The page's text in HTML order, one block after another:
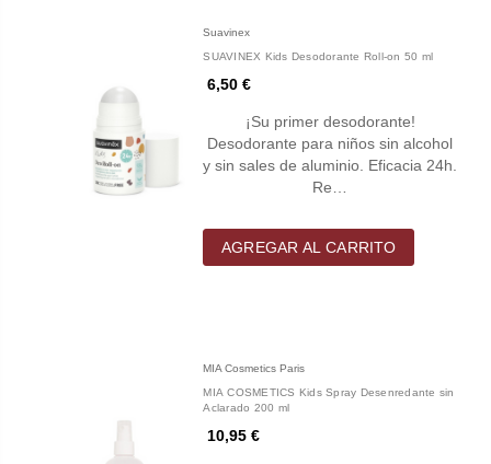
Suavinex
SUAVINEX Kids Desodorante Roll-on 50 ml
6,50 €
¡Su primer desodorante!
Desodorante para niños sin alcohol
y sin sales de aluminio. Eficacia 24h.
Re…
AGREGAR AL CARRITO
MIA Cosmetics Paris
MIA COSMETICS Kids Spray Desenredante sin
Aclarado 200 ml
10,95 €